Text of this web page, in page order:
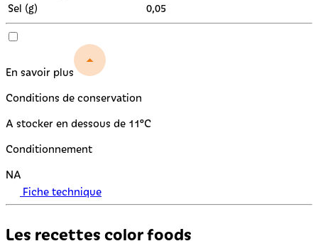
Sel (g)
0,05
En savoir plus
Conditions de conservation
A stocker en dessous de 11°C
Conditionnement
NA
Fiche technique
Les recettes color foods